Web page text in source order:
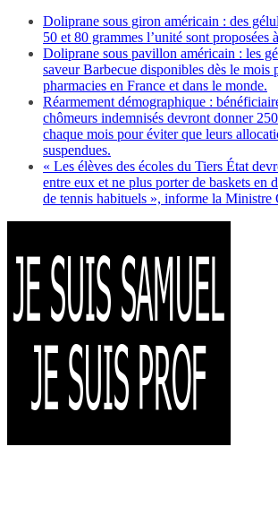
Doliprane sous giron américain : des
50 et 80 grammes l’unité sont proposées
Doliprane sous pavillon américain : les
saveur Barbecue disponibles dès le mois
pharmacies en France et dans le monde.
Réarmement démographique :
chômeurs indemnisés devront donner
chaque mois pour éviter que leurs
suspendues.
« Les élèves des écoles du Tiers État
entre eux et ne plus porter de baskets en
de tennis habituels », informe la Ministre